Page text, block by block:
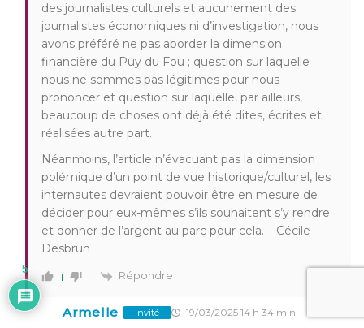
des journalistes culturels et aucunement des
journalistes économiques ni d’investigation, nous
avons préféré ne pas aborder la dimension
financière du Puy du Fou ; question sur laquelle
nous ne sommes pas légitimes pour nous
prononcer et question sur laquelle, par ailleurs,
beaucoup de choses ont déjà été dites, écrites et
réalisées autre part.
Néanmoins, l’article n’évacuant pas la dimension
polémique d’un point de vue historique/culturel, les
internautes devraient pouvoir être en mesure de
décider pour eux-mêmes s’ils souhaitent s’y rendre
et donner de l’argent au parc pour cela. – Cécile
Desbrun
1 Répondre
Armelle Invité 19/03/2025 14 h 34 min
5